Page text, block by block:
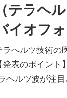
（テラヘ
イオフ
ラへルツ技術の
【発表のポイン
ヘルツ波が注